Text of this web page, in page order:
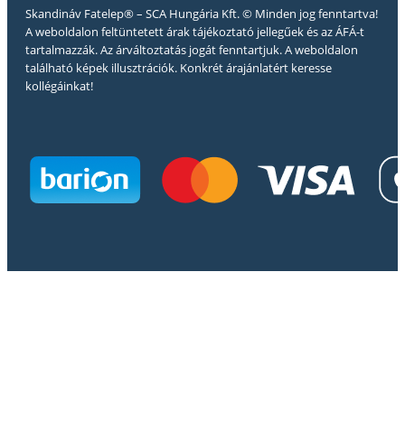
Skandináv Fatelep® – SCA Hungária Kft. © Minden jog fenntartva!
A weboldalon feltüntetett árak tájékoztató jellegűek és az ÁFÁ-t
tartalmazzák. Az árváltoztatás jogát fenntartjuk. A weboldalon
található képek illusztrációk. Konkrét árajánlatért keresse
kollégáinkat!